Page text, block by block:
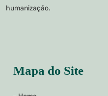
humanização.
Mapa do Site